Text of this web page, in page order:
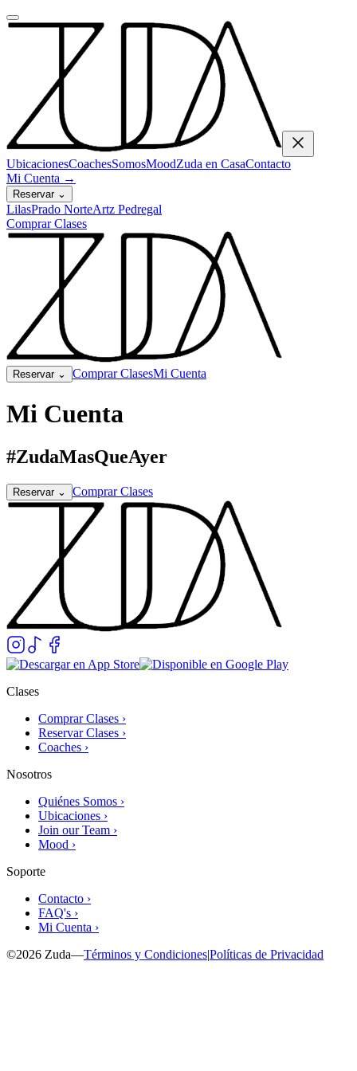
UbicacionesCoachesSomosMoodZuda en CasaContacto
Mi Cuenta →
Reservar ⌄
LilasPrado NorteArtz Pedregal
Comprar Clases
Reservar ⌄ Comprar ClasesMi Cuenta
Mi Cuenta
#ZudaMasQueAyer
Reservar ⌄ Comprar Clases
Clases
Comprar Clases ›
Reservar Clases ›
Coaches ›
Nosotros
Quiénes Somos ›
Ubicaciones ›
Join our Team ›
Mood ›
Soporte
Contacto ›
FAQ's ›
Mi Cuenta ›
©2026 Zuda—Términos y Condiciones|Políticas de Privacidad